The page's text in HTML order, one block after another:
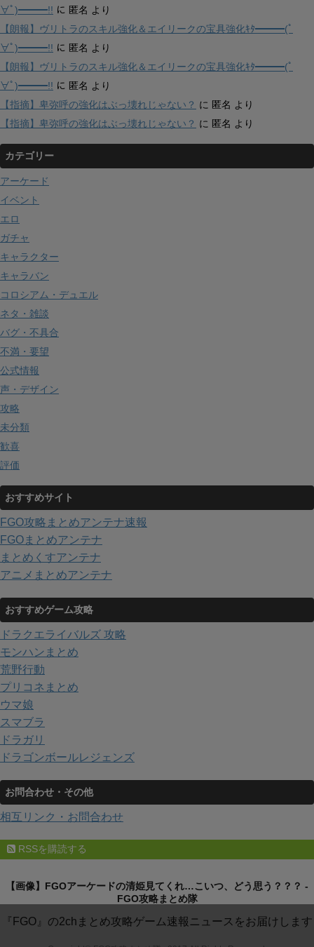
∀ﾟ)━━━!! に 匿名 より
【朗報】ヴリトラのスキル強化＆エイリークの宝具強化ｷﾀ━━━(ﾟ
∀ﾟ)━━━!! に 匿名 より
【朗報】ヴリトラのスキル強化＆エイリークの宝具強化ｷﾀ━━━(ﾟ
∀ﾟ)━━━!! に 匿名 より
【指摘】卑弥呼の強化はぶっ壊れじゃない？ に 匿名 より
【指摘】卑弥呼の強化はぶっ壊れじゃない？ に 匿名 より
カテゴリー
アーケード
イベント
エロ
ガチャ
キャラクター
キャラバン
コロシアム・デュエル
ネタ・雑談
バグ・不具合
不満・要望
公式情報
声・デザイン
攻略
未分類
歓喜
評価
おすすめサイト
FGO攻略まとめアンテナ速報
FGOまとめアンテナ
まとめくすアンテナ
アニメまとめアンテナ
おすすめゲーム攻略
ドラクエライバルズ 攻略
モンハンまとめ
荒野行動
プリコネまとめ
ウマ娘
スマブラ
ドラガリ
ドラゴンボールレジェンズ
お問合わせ・その他
相互リンク・お問合わせ
RSSを購読する
【画像】FGOアーケードの清姫見てくれ…こいつ、どう思う？？？ -
FGO攻略まとめ隊
『FGO』の2chまとめ攻略ゲーム速報ニュースをお届けします